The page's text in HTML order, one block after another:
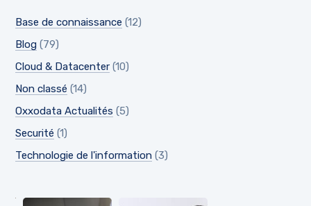
Base de connaissance (12)
Blog (79)
Cloud & Datacenter (10)
Non classé (14)
Oxxodata Actualités (5)
Securité (1)
Technologie de l'information (3)